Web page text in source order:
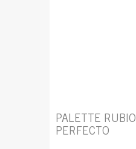
PALETTE RUBIO
PERFECTO